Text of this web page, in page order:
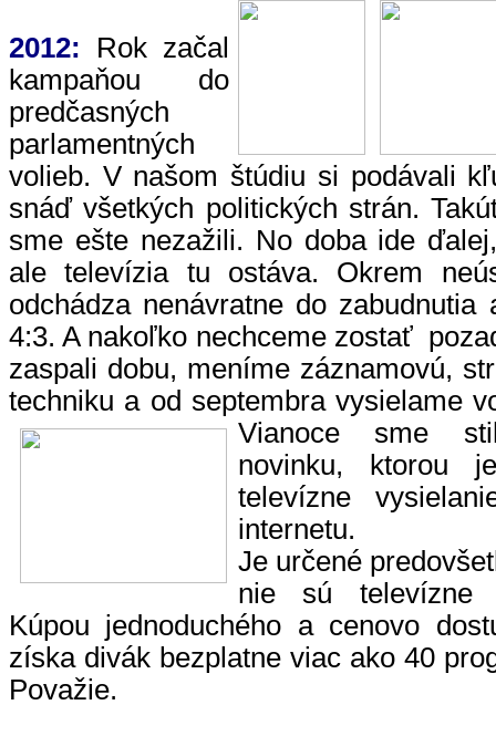
2012: Rok začal
kampaňou do
predčasných
parlamentných
volieb. V našom štúdiu si podávali
snáď všetkých politických strán.
sme ešte nezažili. No doba ide
ale televízia tu ostáva. Okrem
odchádza nenávratne do zabudnutia
4:3. A nakoľko nechceme zostať
zaspali dobu, meníme záznamovú,
techniku a od septembra vysielame
Vianoce sme
novinku, ktorou
televízne
internetu.
Je určené
nie sú televízne
Kúpou jednoduchého a cenovo
získa divák bezplatne viac ako 40
Považie.